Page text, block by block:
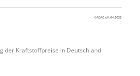
der Kraftstoffpreise in Deutschland